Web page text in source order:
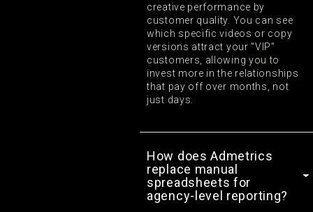
creative performance by
customer quality. You can see
which specific videos or copy
versions attract your "VIP"
customers, allowing you to
invest more in the relationships
that pay off over months, not
just days.
How does Admetrics
replace manual
spreadsheets for
agency-level reporting?